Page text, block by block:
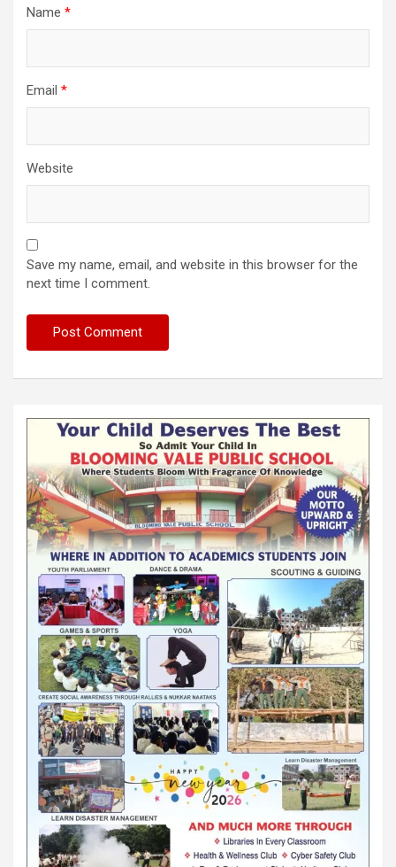
Name *
Email *
Website
Save my name, email, and website in this browser for the
next time I comment.